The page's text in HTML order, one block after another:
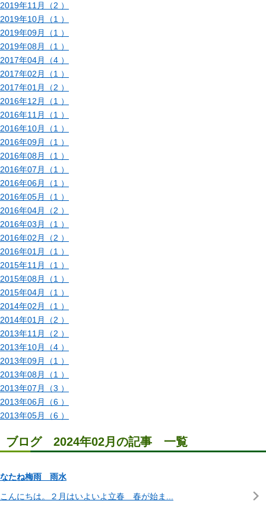
2019年11月（2 ）
2019年10月（1 ）
2019年09月（1 ）
2019年08月（1 ）
2017年04月（4 ）
2017年02月（1 ）
2017年01月（2 ）
2016年12月（1 ）
2016年11月（1 ）
2016年10月（1 ）
2016年09月（1 ）
2016年08月（1 ）
2016年07月（1 ）
2016年06月（1 ）
2016年05月（1 ）
2016年04月（2 ）
2016年03月（1 ）
2016年02月（2 ）
2016年01月（1 ）
2015年11月（1 ）
2015年08月（1 ）
2015年04月（1 ）
2014年02月（1 ）
2014年01月（2 ）
2013年11月（2 ）
2013年10月（4 ）
2013年09月（1 ）
2013年08月（1 ）
2013年07月（3 ）
2013年06月（6 ）
2013年05月（6 ）
ブログ 2024年02月の記事 一覧
なたね梅雨 雨水
こんにちは。２月はいよいよ立春 春が始ま...